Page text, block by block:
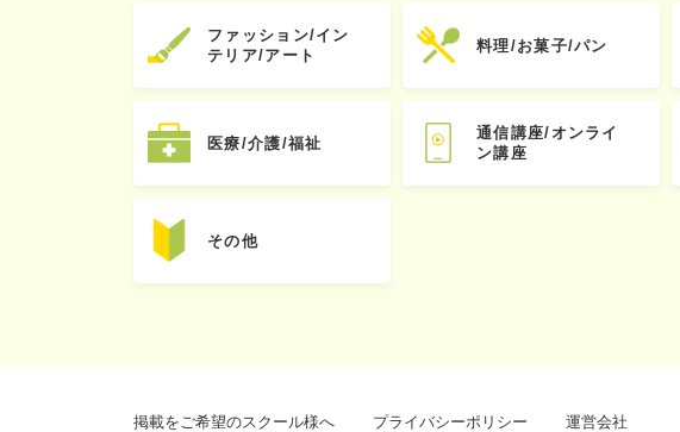
ファッション/イン
テリア/アート
料理/お菓子/パン
医療/介護/福祉
通信講座/オンライ
ン講座
その他
掲載をご希望のスクール様へ プライバシーポリシー 運営会社